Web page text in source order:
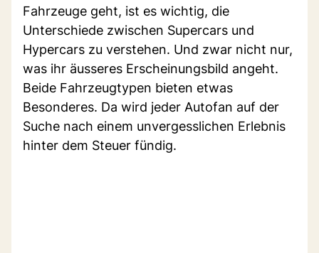
Fahrzeuge geht, ist es wichtig, die
Unterschiede zwischen Supercars und
Hypercars zu verstehen. Und zwar nicht nur,
was ihr äusseres Erscheinungsbild angeht.
Beide Fahrzeugtypen bieten etwas
Besonderes. Da wird jeder Autofan auf der
Suche nach einem unvergesslichen Erlebnis
hinter dem Steuer fündig.